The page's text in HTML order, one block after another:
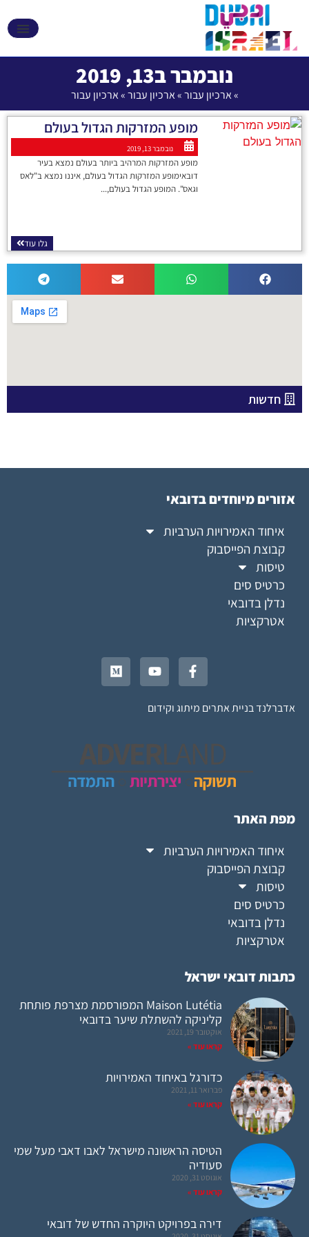
נובמבר ב13, 2019
»ארכיון עבור»ארכיון עבור»ארכיון עבור
מופע המזרקות הגדול בעולם
נובמבר 13, 2019
מופע המזרקות המרהיב ביותר בעולם נמצא בעיר
דובאימופע המזרקות הגדול בעולם, איננו נמצא ב"לאס
וגאס". המופע הגדול בעולם,...
גלו עוד
חדשות
אזורים מיוחדים בדובאי
איחוד האמירויות הערביות
קבוצת הפייסבוק
טיסות
כרטיס סים
נדלן בדובאי
אטרקציות
אדברלנד בניית אתרים מיתוג וקידום
מפת האתר
איחוד האמירויות הערביות
קבוצת הפייסבוק
טיסות
כרטיס סים
נדלן בדובאי
אטרקציות
כתבות דובאי ישראל
Maison Lutétia המפורסמת מצרפת פותחת
קליניקה להשתלת שיער בדובאי
אוקטובר 19, 2021
קראו עוד »
כדורגל באיחוד האמירויות
פברואר 11, 2021
קראו עוד »
הטיסה הראשונה מישראל לאבו דאבי מעל שמי
סעודיה
אוגוסט 31, 2020
קראו עוד »
דירה בפרויקט היוקרה החדש של דובאי